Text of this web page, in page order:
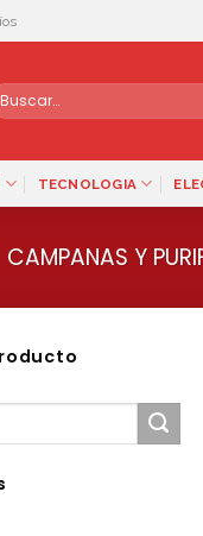
TECNOLOGIA
CAMPANAS Y